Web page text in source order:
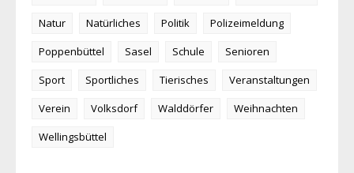
Natur
Natürliches Politik
Polizeimeldung
Poppenbüttel
Sasel Schule
Senioren
Sport
Sportliches Tierisches
Veranstaltungen
Verein
Volksdorf Walddörfer
Weihnachten
Wellingsbüttel